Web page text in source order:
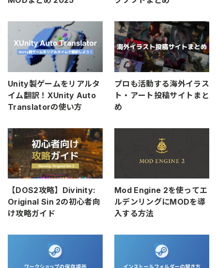
Unity製ゲームをリアルタ
イム翻訳！XUnity Auto
Translatorの使い方
プロも活動する海外イラス
ト・アート投稿サイトまと
め
【DOS2攻略】Divinity:
Original Sin 2の初心者向
け攻略ガイド
Mod Engine 2を使ってエ
ルデンリングにMODを導
入する方法